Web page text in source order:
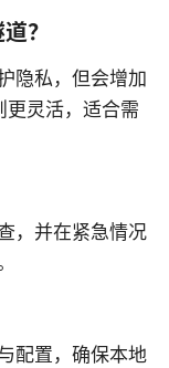
？
隐私，但会增加
灵活，适合需
，并在紧急情况
配置，确保本地